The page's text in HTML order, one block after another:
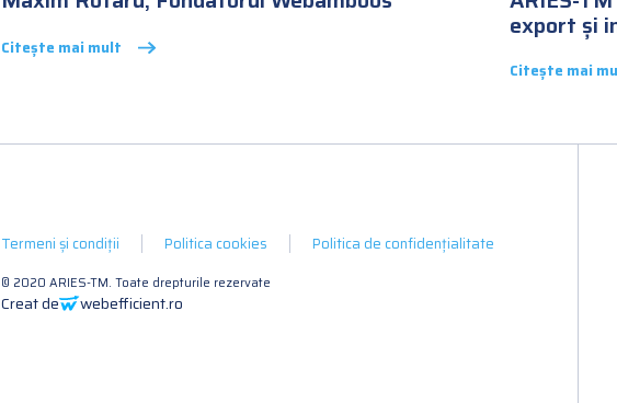
Citește mai mult
export și
Citește mai
Termeni și condiții Politica cookies Politica de confidențialitate
© 2020 ARIES-TM. Toate drepturile rezervate
Creat de webefficient.ro